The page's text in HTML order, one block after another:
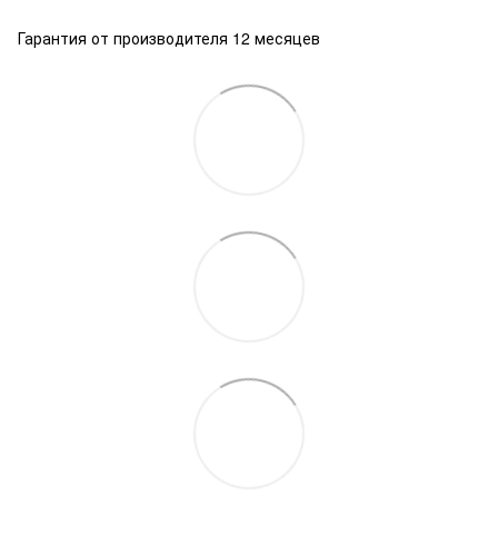
Гарантия от производителя 12 месяцев